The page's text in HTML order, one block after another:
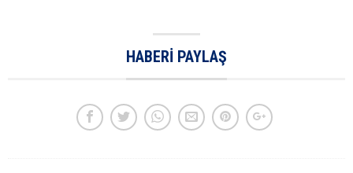
HABERI PAYLAŞ